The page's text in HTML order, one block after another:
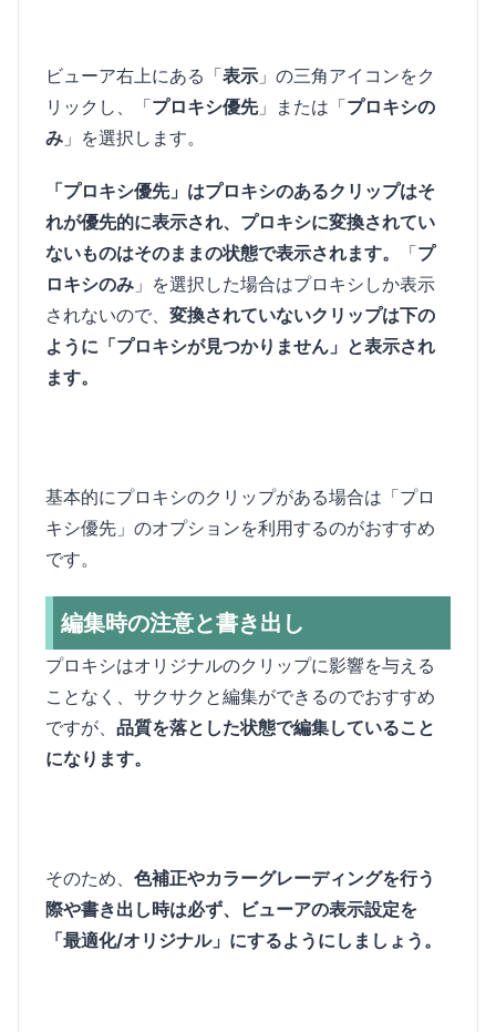
ビューア右上にある「表示 」の三角アイコンをク
リックし、「プロキシ優先」または「プロキシの
み 」を選択します。
「プロキシ優先」はプロキシのあるクリップはそ
れが優先的に表示され、プロキシに変換されてい
ないものはそのままの状態で表示されます。
「プ
ロキシのみ 」を選択した場合はプロキシしか表示
されないので、 変換されていないクリップは下の
ように「プロキシが見つかりません」と表示され
ます。
基本的にプロキシのクリップがある場合は「プロ
キシ優先」のオプションを利用するのがおすすめ
です。
編集時の注意と書き出し
プロキシはオリジナルのクリップに影響を与える
ことなく、サクサクと編集ができるのでおすすめ
ですが、 品質を落とした状態で編集していること
になります。
そのため、 色補正やカラーグレーディングを行う
際や書き出し時は必ず、ビューアの表示設定を
「最適化/オリジナル」にするようにしましょう。